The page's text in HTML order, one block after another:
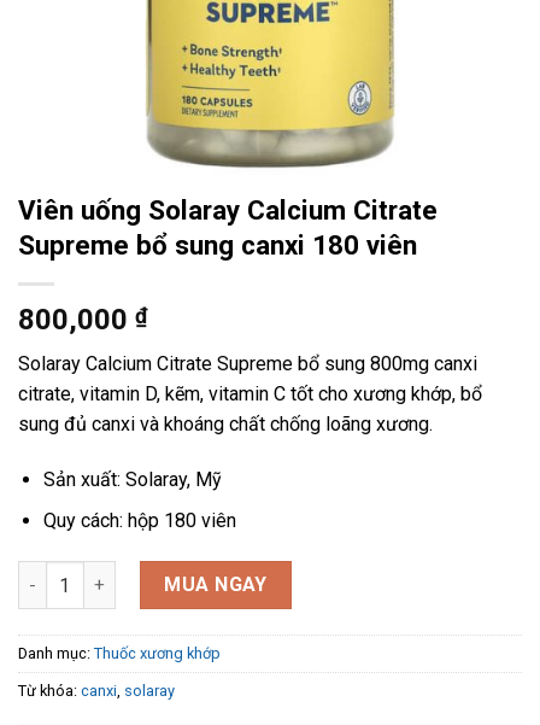
Viên uống Solaray Calcium Citrate
Supreme bổ sung canxi 180 viên
800,000 ₫
Solaray Calcium Citrate Supreme bổ sung 800mg canxi
citrate, vitamin D, kẽm, vitamin C tốt cho xương khớp, bổ
sung đủ canxi và khoáng chất chống loãng xương.
Sản xuất: Solaray, Mỹ
Quy cách: hộp 180 viên
Viên uống Solaray Calcium Citrate Supreme bổ sung canxi
MUA NGAY
Danh mục: Thuốc xương khớp
Từ khóa: canxi, solaray